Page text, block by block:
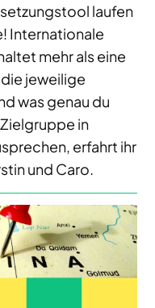
laufen
Internationale
mehr als eine
jeweilige
was genau du
in
erfahrt ihr
und Caro.